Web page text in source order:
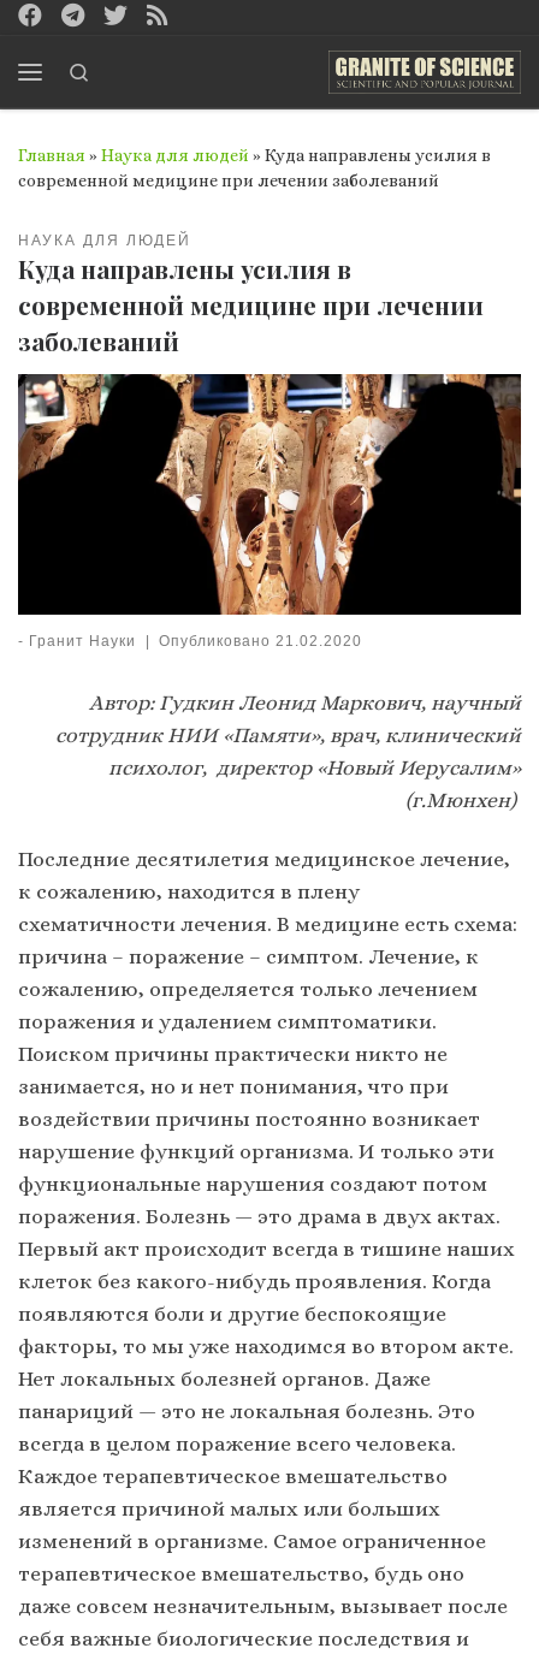
Перейти к содержимому
Главная » Наука для людей » Куда направлены усилия в
современной медицине при лечении заболеваний
НАУКА ДЛЯ ЛЮДЕЙ
Куда направлены усилия в
современной медицине при лечении
заболеваний
- Гранит Науки | Опубликовано 21.02.2020
Автор: Гудкин Леонид Маркович, научный
сотрудник НИИ «Памяти», врач, клинический
психолог, директор «Новый Иерусалим»
(г.Мюнхен)
Последние десятилетия медицинское лечение,
к сожалению, находится в плену
схематичности лечения. В медицине есть схема:
причина – поражение – симптом. Лечение, к
сожалению, определяется только лечением
поражения и удалением симптоматики.
Поиском причины практически никто не
занимается, но и нет понимания, что при
воздействии причины постоянно возникает
нарушение функций организма. И только эти
функциональные нарушения создают потом
поражения. Болезнь — это драма в двух актах.
Первый акт происходит всегда в тишине наших
клеток без какого-нибудь проявления. Когда
появляются боли и другие беспокоящие
факторы, то мы уже находимся во втором акте.
Нет локальных болезней органов. Даже
панариций — это не локальная болезнь. Это
всегда в целом поражение всего человека.
Каждое терапевтическое вмешательство
является причиной малых или больших
изменений в организме. Самое ограниченное
терапевтическое вмешательство, будь оно
даже совсем незначительным, вызывает после
себя важные биологические последствия и